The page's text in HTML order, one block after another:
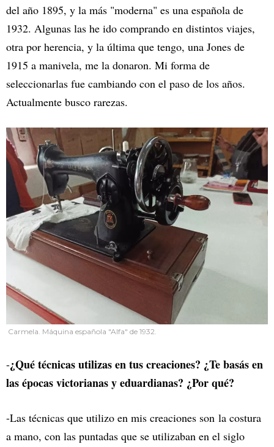
del año 1895, y la más "moderna" es una española de
1932. Algunas las he ido comprando en distintos viajes,
otra por herencia, y la última que tengo, una Jones de
1915 a manivela, me la donaron. Mi forma de
seleccionarlas fue cambiando con el paso de los años.
Actualmente busco rarezas.
Carmela. Máquina española "Alfa" de 1932.
-¿Qué técnicas utilizas en tus creaciones? ¿Te basás en
las épocas victorianas y eduardianas? ¿Por qué?
-Las técnicas que utilizo en mis creaciones son la costura
a mano, con las puntadas que se utilizaban en el siglo